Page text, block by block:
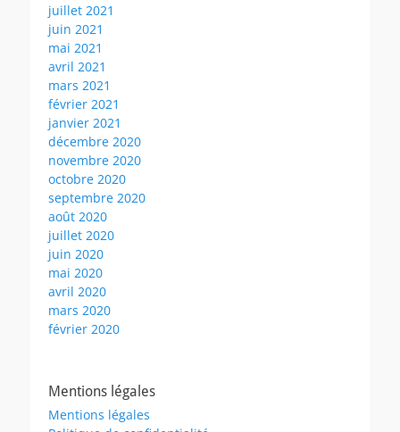
juillet 2021
juin 2021
mai 2021
avril 2021
mars 2021
février 2021
janvier 2021
décembre 2020
novembre 2020
octobre 2020
septembre 2020
août 2020
juillet 2020
juin 2020
mai 2020
avril 2020
mars 2020
février 2020
Mentions légales
Mentions légales